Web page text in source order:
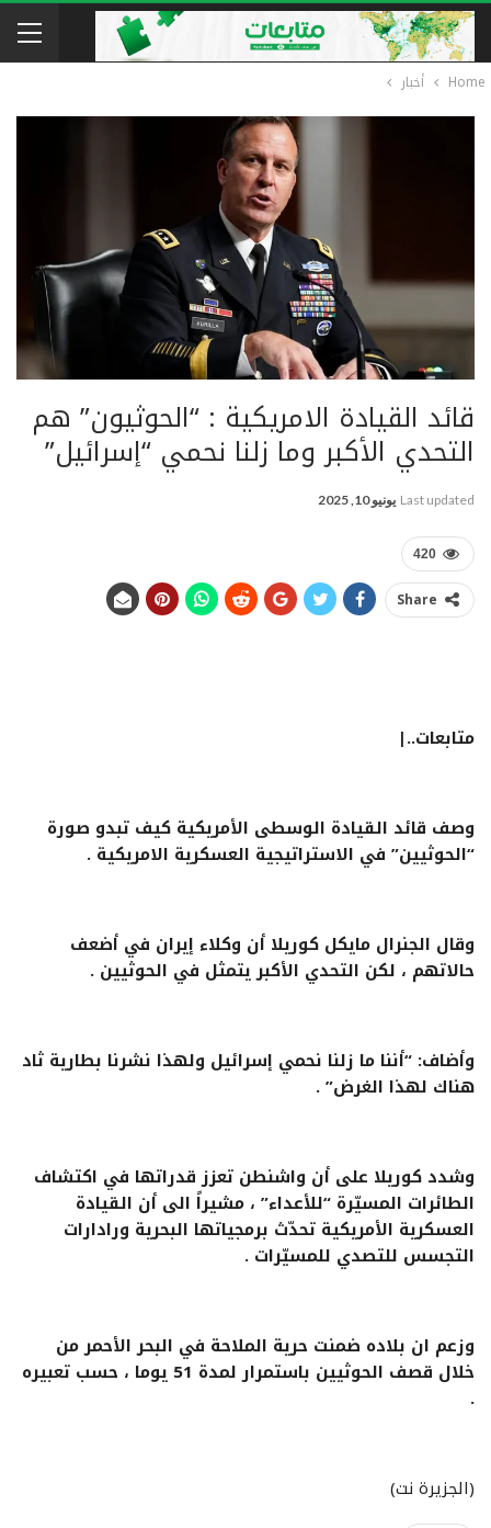
Home أخبار
قائد القيادة الامريكية : “الحوثيون” هم
التحدي الأكبر وما زلنا نحمي “إسرائيل”
Last updated يونيو 10, 2025
420
Share
متابعات..|
وصف قائد القيادة الوسطى الأمريكية كيف تبدو صورة
“الحوثيين” في الاستراتيجية العسكرية الامريكية .
وقال الجنرال مايكل كوريلا أن وكلاء إيران في أضعف
حالاتهم ، لكن التحدي الأكبر يتمثل في الحوثيين .
وأضاف: “أننا ما زلنا نحمي إسرائيل ولهذا نشرنا بطارية ثاد
هناك لهذا الغرض” .
وشدد كوريلا على أن واشنطن تعزز قدراتها في اكتشاف
الطائرات المسيّرة “للأعداء” ، مشيراً الى أن القيادة
العسكرية الأمريكية تحدّث برمجياتها البحرية ورادارات
التجسس للتصدي للمسيّرات .
وزعم ان بلاده ضمنت حرية الملاحة في البحر الأحمر من
خلال قصف الحوثيين باستمرار لمدة 51 يوما ، حسب تعبيره
.
(الجزيرة نت)